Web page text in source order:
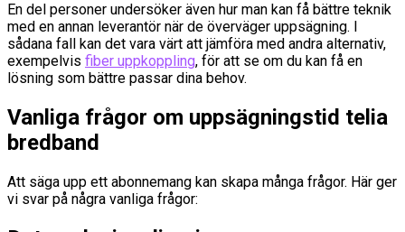
En del personer undersöker även hur man kan få bättre teknik
med en annan leverantör när de överväger uppsägning. I
sådana fall kan det vara värt att jämföra med andra alternativ,
exempelvis fiber uppkoppling, för att se om du kan få en
lösning som bättre passar dina behov.
Vanliga frågor om uppsägningstid telia
bredband
Att säga upp ett abonnemang kan skapa många frågor. Här ger
vi svar på några vanliga frågor: